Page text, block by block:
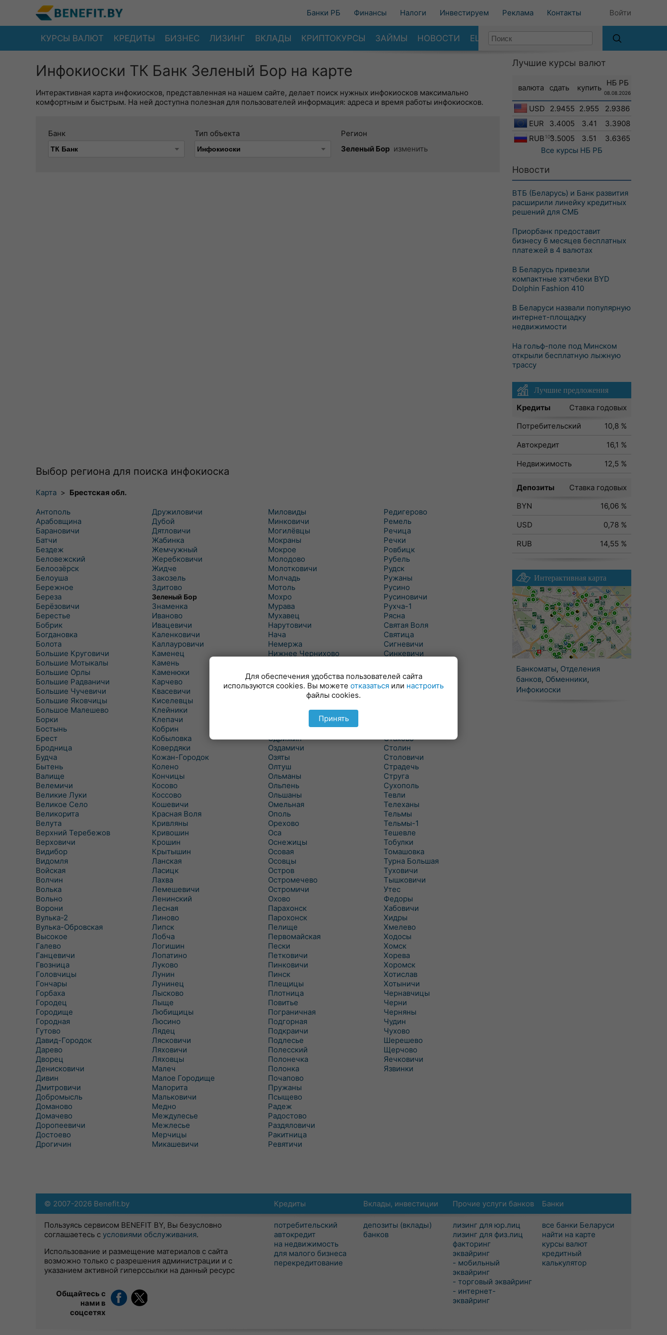
Банки РБ Финансы Налоги Инвестируем Реклама Контакты Войти
КУРСЫ ВАЛЮТ КРЕДИТЫ БИЗНЕС ЛИЗИНГ ВКЛАДЫ КРИПТОКУРСЫ ЗАЙМЫ НОВОСТИ ЕЩЕ
Инфокиоски ТК Банк Зеленый Бор на карте
Интерактивная карта инфокиосков, представленная на нашем сайте, делает поиск нужных инфокиосков максимально
комфортным и быстрым. На ней доступна полезная для пользователей информация: адреса и время работы инфокиосков.
Банк Тип объекта
Регион
Зеленый Бор изменить
Выбор региона для поиска инфокиоска
Карта > Брестская обл.
Антополь
Арабовщина
Барановичи
Батчи
Бездеж
Беловежский
Белоозёрск
Белоуша
Бережное
Береза
Берёзовичи
Берестье
Бобрик
Богдановка
Болота
Большие Круговичи
Большие Мотыкалы
Большие Орлы
Большие Радваничи
Большие Чучевичи
Большие Яковчицы
Большое Малешево
Борки
Бостынь
Брест
Бродница
Будча
Бытень
Валище
Велемичи
Великие Луки
Великое Село
Великорита
Велута
Верхний Теребежов
Верховичи
Видибор
Видомля
Войская
Волчин
Волька
Вольно
Ворони
Вулька-2
Вулька-Обровская
Высокое
Галево
Ганцевичи
Гвозница
Головчицы
Гончары
Горбаха
Городец
Городище
Городная
Гутово
Давид-Городок
Дарево
Дворец
Денисковичи
Дивин
Дмитровичи
Добромысль
Доманово
Домачево
Доропеевичи
Достоево
Дрогичин
Дружиловичи
Дубой
Дятловичи
Жабинка
Жемчужный
Жеребковичи
Жидче
Закозель
Здитово
Зеленый Бор
Знаменка
Иваново
Ивацевичи
Каленковичи
Каллауровичи
Каменец
Камень
Каменюки
Карчево
Квасевичи
Киселевцы
Клейники
Клепачи
Кобрин
Кобыловка
Ковердяки
Кожан-Городок
Колено
Кончицы
Косово
Коссово
Кошевичи
Красная Воля
Кривляны
Кривошин
Крошин
Крытышин
Ланская
Ласицк
Лахва
Лемешевичи
Ленинский
Лесная
Линово
Липск
Лобча
Логишин
Лопатино
Луково
Лунин
Лунинец
Лысково
Лыще
Любищицы
Люсино
Лядец
Лясковичи
Ляховичи
Ляховцы
Малеч
Малое Городище
Малорита
Мальковичи
Медно
Междулесье
Межлесье
Мерчицы
Микашевичи
Миловиды
Минковичи
Могилёвцы
Мокраны
Мокрое
Молодово
Молотковичи
Молчадь
Мотоль
Мохро
Мурава
Мухавец
Нарутовичи
Нача
Немержа
Нижнее Чернихово
Новицковичи
Новоселки
Новые Засимовичи
Новые Лыщицы
Оберовщина
Одрижин
Оздамичи
Озяты
Олтуш
Ольманы
Ольпень
Ольшаны
Омельная
Ополь
Орехово
Оса
Оснежицы
Осовая
Осовцы
Остров
Остромечево
Остромичи
Охово
Парахонск
Парохонск
Пелище
Первомайская
Пески
Петковичи
Пинковичи
Пинск
Плещицы
Плотница
Повитье
Пограничная
Подгорная
Подкраичи
Подлесье
Полесский
Полонечка
Полонка
Почапово
Пружаны
Псыщево
Радеж
Радостово
Раздяловичи
Ракитница
Ревятичи
Редигерово
Ремель
Речица
Речки
Ровбицк
Рубель
Рудск
Ружаны
Русино
Русиновичи
Рухча-1
Рясна
Святая Воля
Святица
Сигневичи
Синкевичи
Снитово
Соколово
Сочивки
Стахово
Столин
Столовичи
Страдечь
Струга
Сухополь
Тевли
Телеханы
Тельмы
Тельмы-1
Тешевле
Тобулки
Томашовка
Турна Большая
Туховичи
Тышковичи
Утес
Федоры
Хабовичи
Хидры
Хмелево
Ходосы
Хомск
Хорева
Хоромск
Хотислав
Хотыничи
Чернавчицы
Черни
Черняны
Чудин
Чухово
Шерешево
Щерчово
Яечковичи
Язвинки
Лучшие курсы валют
валюта сдать купить
НБ РБ
08.08.2026
USD 2.9455 2.955
2.9386
EUR
3.4005 3.41
3.3908
RUB 1003.5005 3.51
3.6365
Все курсы НБ РБ
Новости
ВТБ (Беларусь) и Банк развития
расширили линейку кредитных
решений для СМБ
Приорбанк предоставит
бизнесу 6 месяцев бесплатных
платежей в 4 валютах
В Беларусь привезли
компактные хэтчбеки BYD
Dolphin Fashion 410
В Беларуси назвали популярную
интернет-площадку
недвижимости
На гольф-поле под Минском
открыли бесплатную лыжную
трассу
Лучшие предложения
Кредиты
Ставка годовых
Потребительский
10,8 %
Автокредит
16,1 %
Недвижимость
12,5 %
Депозиты
Ставка годовых
BYN
16,06 %
USD
0,78 %
RUB
14,55 %
Интерактивная карта
Банкоматы, Отделения
банков, Обменники,
Инфокиоски
Кредиты
потребительский
автокредит
на недвижимость
для малого бизнеса
перекредитование
Вклады, инвестиции
депозиты (вклады)
банков
Прочие услуги банков
лизинг для юр.лиц
лизинг для физ.лиц
факторинг
эквайринг
- мобильный
эквайринг
- торговый эквайринг
- интернет-
эквайринг
Банки
все банки Беларуси
найти на карте
курсы валют
кредитный
калькулятор
© 2007-2026 Benefit.by
Пользуясь сервисом BENEFIT BY, Вы безусловно
соглашаетесь с условиями обслуживания.
Использование и размещение материалов с сайта
возможно только с разрешения администрации и с
указанием активной гиперссылки на данный ресурс
Общайтесь с
нами в
соцсетях
Для обеспечения удобства пользователей сайта
используются cookies. Вы можете отказаться или настроить
файлы cookies.
Принять